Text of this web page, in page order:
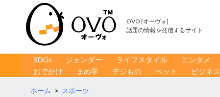
OVO [オーヴォ]
話題の情報を発信するサイト
コンテンツへ移動
SDGs ジェンダー ライフスタイル エンタメ
おでかけ
まめ学 デジもの ペット ビジネス
ホーム > スポーツ